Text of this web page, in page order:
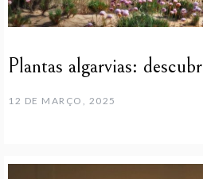
Plantas algarvias:
12 DE MARÇO, 2025